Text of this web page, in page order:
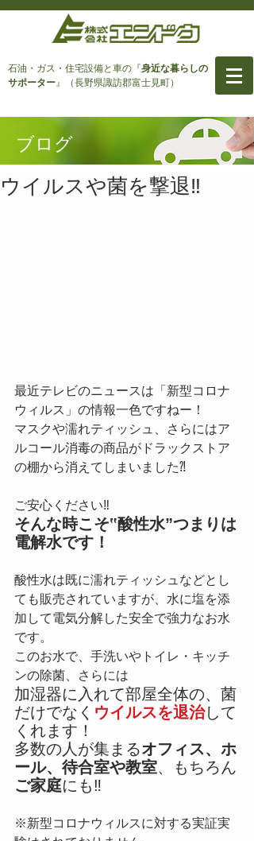
石油・ガス・住宅設備と車の『身近な暮らしの
サポーター』（長野県諏訪郡富士見町）
ブログ
ウイルスや菌を撃退‼
最近テレビのニュースは「新型コロナ
ウィルス」の情報一色ですねー！
マスクや濡れティッシュ、さらにはア
ルコール消毒の商品がドラックストア
の棚から消えてしまいました⁈
ご安心ください‼
そんな時こそ‟酸性水”つまりは
電解水です！
酸性水は既に濡れティッシュなどとし
ても販売されていますが、水に塩を添
加して電気分解した安全で強力なお水
です。
このお水で、手洗いやトイレ・キッチ
ンの除菌、さらには
加湿器に入れて部屋全体の、菌
だけでなく ウイルスを退治して
くれます！
多数の人が集まるオフィス、ホ
ール、待合室や教室、もちろん
ご家庭にも‼
※新型コロナウィルスに対する実証実